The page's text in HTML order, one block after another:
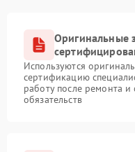
Оригинальные
Используются
сертификацию
работу после ремонта
обязательств